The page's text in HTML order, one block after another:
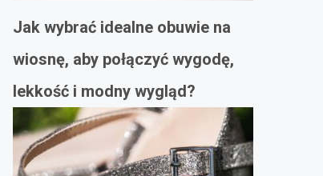
Jak wybrać idealne obuwie na
wiosnę, aby połączyć wygodę,
lekkość i modny wygląd?